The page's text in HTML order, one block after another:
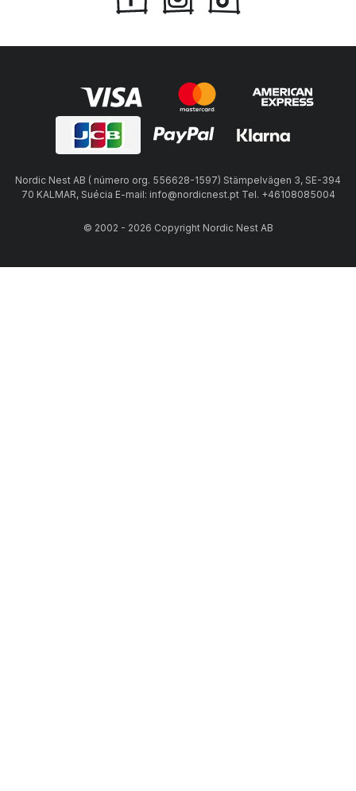
Nordic Nest AB ( número org. 556628-1597) Stämpelvägen 3, SE-394
70 KALMAR, Suécia E-mail: info@nordicnest.pt Tel. +46108085004
© 2002 - 2026 Copyright Nordic Nest AB